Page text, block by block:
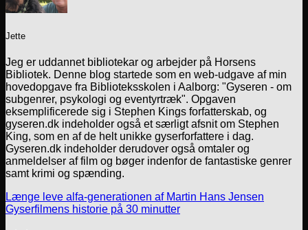
Jette
Jeg er uddannet bibliotekar og arbejder på Horsens
Bibliotek. Denne blog startede som en web-udgave af min
hovedopgave fra Biblioteksskolen i Aalborg: "Gyseren - om
subgenrer, psykologi og eventyrtræk". Opgaven
eksemplificerede sig i Stephen Kings forfatterskab, og
gyseren.dk indeholder også et særligt afsnit om Stephen
King, som en af de helt unikke gyserforfattere i dag.
Gyseren.dk indeholder derudover også omtaler og
anmeldelser af film og bøger indenfor de fantastiske genrer
samt krimi og spænding.
Længe leve alfa-generationen af Martin Hans Jensen
Gyserfilmens historie på 30 minutter